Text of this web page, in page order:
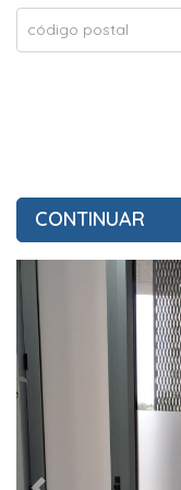
código postal
CONTINUAR